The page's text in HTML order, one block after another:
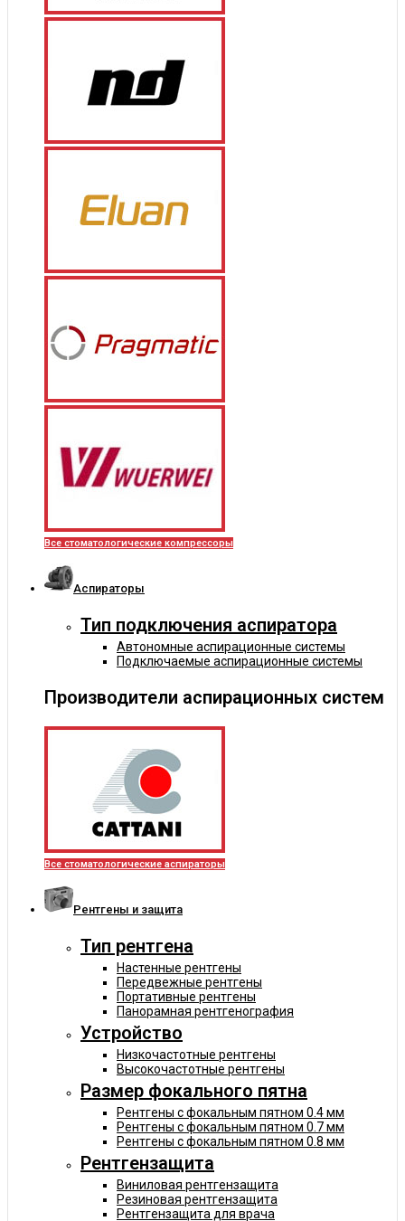
Все стоматологические компрессоры
Аспираторы
Тип подключения аспиратора
Автономные аспирационные системы
Подключаемые аспирационные системы
Производители аспирационных систем
Все стоматологические аспираторы
Рентгены и защита
Тип рентгена
Настенные рентгены
Передвежные рентгены
Портативные рентгены
Панорамная рентгенография
Устройство
Низкочастотные рентгены
Высокочастотные рентгены
Размер фокального пятна
Рентгены с фокальным пятном 0.4 мм
Рентгены с фокальным пятном 0.7 мм
Рентгены с фокальным пятном 0.8 мм
Рентгензащита
Виниловая рентгензащита
Резиновая рентгензащита
Рентгензащита для врача